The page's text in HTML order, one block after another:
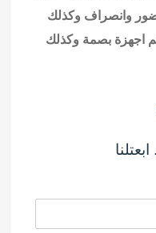
وانصراف وكذلك
اجهزة بصمة وكذلك